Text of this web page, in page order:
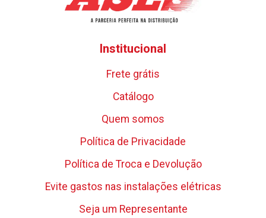
Institucional
Frete grátis
Catálogo
Quem somos
Política de Privacidade
Política de Troca e Devolução
Evite gastos nas instalações elétricas
Seja um Representante